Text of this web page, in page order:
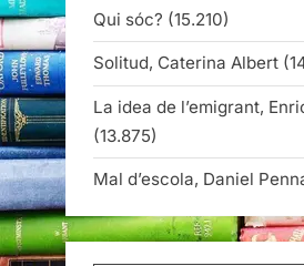
Qui sóc? (15.210)
Solitud, Caterina Albert
La idea de l’emigrant,
(13.875)
Mal d’escola, Daniel